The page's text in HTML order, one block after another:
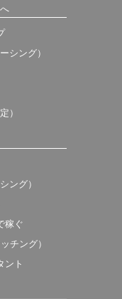
シング）
）
ング）
稼ぐ
チング）
ント